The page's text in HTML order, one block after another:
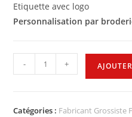
Etiquette avec logo
Personnalisation par
- +
Catégories : Fabricant Grossiste